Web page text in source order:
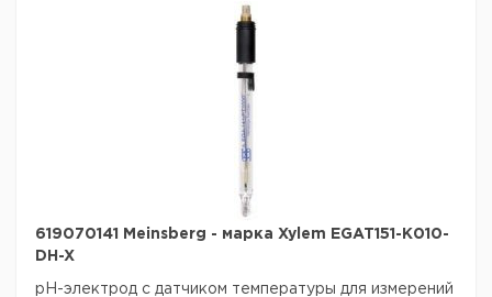
619070141 Meinsberg - марка Xylem EGAT151-K010-
DH-X
pH-электрод с датчиком температуры для измерений